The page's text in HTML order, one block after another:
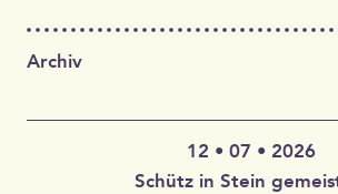
Archiv
Schütz in Stein
12 • 07 • 2026